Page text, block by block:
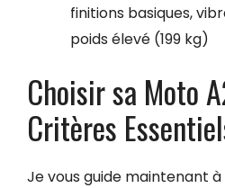
finitions basiques,
poids élevé (199 kg)
Choisir sa Moto
Critères
Je vous guide maintenant